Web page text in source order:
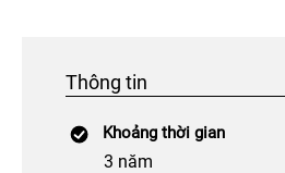
Thông tin
Khoảng thời gian
3 năm